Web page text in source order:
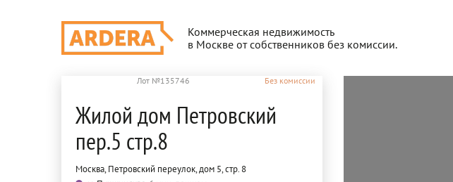
Коммерческая недвижимость
в Москве от собственников без комиссии.
Лот №135746 Без комиссии
Жилой дом Петровский
пер.5 стр.8
Москва, Петровский переулок, дом 5, стр. 8